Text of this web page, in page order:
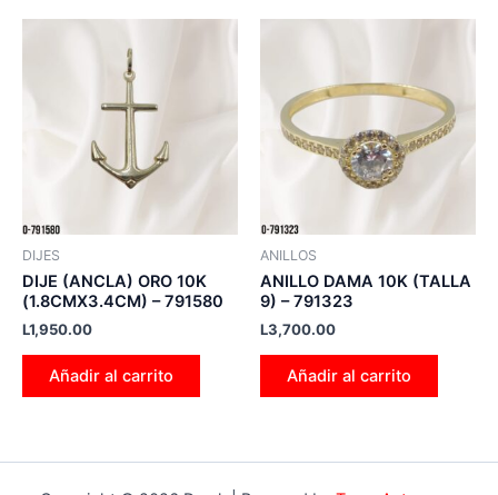
DIJES
DIJE (ANCLA) ORO 10K
(1.8CMX3.4CM) – 791580
L1,950.00
Añadir al carrito
ANILLOS
ANILLO DAMA 10K (TALLA
9) – 791323
L3,700.00
Añadir al carrito